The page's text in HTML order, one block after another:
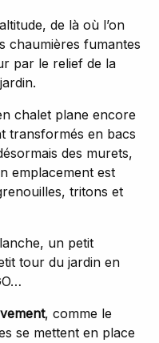
de là où l’on
chaumières fumantes
par le relief de la
chalet plane encore
transformés en bacs
des murets,
emplacement est
tritons et
un petit
tour du jardin en
, comme le
se mettent en place